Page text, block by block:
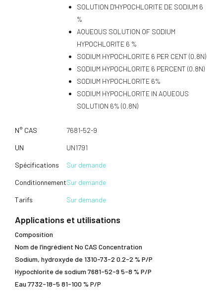
SOLUTION D'HYPOCHLORITE DE SODIUM 6
%
AQUEOUS SOLUTION OF SODIUM
HYPOCHLORITE 6 %
SODIUM HYPOCHLORITE 6 PER CENT (0.8N)
SODIUM HYPOCHLORITE 6 PERCENT (0.8N)
SODIUM HYPOCHLORITE 6%
SODIUM HYPOCHLORITE IN AQUEOUS
SOLUTION 6% (0.8N)
N° CAS 7681-52-9
UN UN1791
Spécifications Sur demande
ConditionnementSur demande
Tarifs Sur demande
Applications et utilisations
Composition
Nom de l’ingrédient No CAS Concentration
Sodium, hydroxyde de 1310-73-2 0.2-2 % P/P
Hypochlorite de sodium 7681-52-9 5-8 % P/P
Eau 7732-18-5 81-100 % P/P